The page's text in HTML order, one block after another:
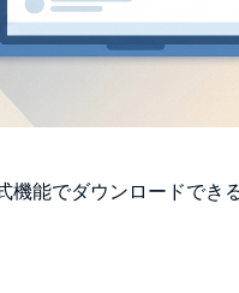
機能でダウンロードでき